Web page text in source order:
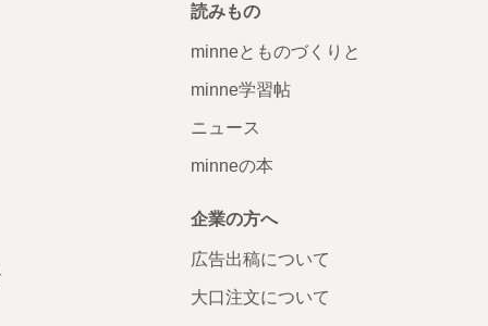
読みもの
minneとものづくりと
minne学習帖
ニュース
minneの本
企業の方へ
広告出稿について
大口注文について